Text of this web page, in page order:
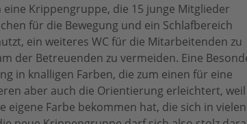
Krippengruppe, die 15 junge Mitglieder
für die Bewegung und ein Schlafbereich
ein weiteres WC für die Mitarbeitenden zu
der Betreuenden zu vermeiden. Eine
in knalligen Farben, die zum einen für eine
aber auch die Orientierung erleichtert,
eigene Farbe bekommen hat, die sich in vielen